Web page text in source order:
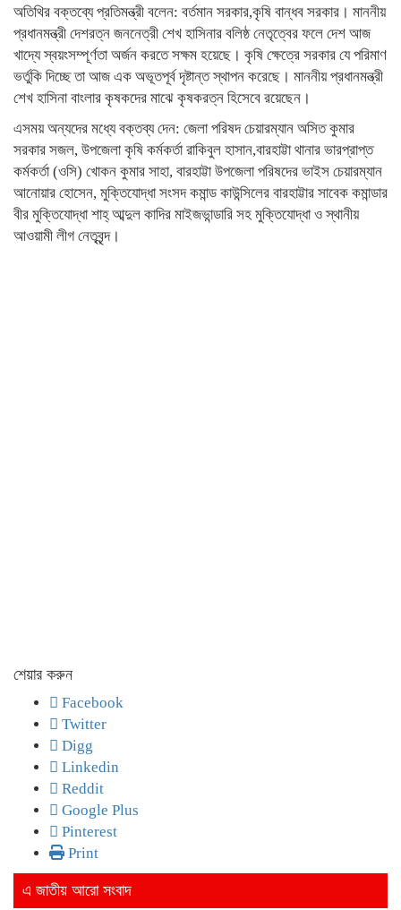
অতিথির বক্তব্যে প্রতিমন্ত্রী বলেন: বর্তমান সরকার,কৃষি বান্ধব সরকার। মাননীয়
প্রধানমন্ত্রী দেশরত্ন জননেত্রী শেখ হাসিনার বলিষ্ঠ নেতৃত্বের ফলে দেশ আজ
খাদ্যে স্বয়ংসম্পূর্ণতা অর্জন করতে সক্ষম হয়েছে। কৃষি ক্ষেত্রে সরকার যে পরিমাণ
ভর্তুকি দিচ্ছে তা আজ এক অভূতপূর্ব দৃষ্টান্ত স্থাপন করেছে। মাননীয় প্রধানমন্ত্রী
শেখ হাসিনা বাংলার কৃষকদের মাঝে কৃষকরত্ন হিসেবে রয়েছেন।
এসময় অন্যদের মধ্যে বক্তব্য দেন: জেলা পরিষদ চেয়ারম্যান অসিত কুমার
সরকার সজল, উপজেলা কৃষি কর্মকর্তা রাকিবুল হাসান,বারহাট্টা থানার ভারপ্রাপ্ত
কর্মকর্তা (ওসি) খোকন কুমার সাহা, বারহাট্টা উপজেলা পরিষদের ভাইস চেয়ারম্যান
আনোয়ার হোসেন, মুক্তিযোদ্ধা সংসদ কমান্ড কাউন্সিলের বারহাট্টার সাবেক কমান্ডার
বীর মুক্তিযোদ্ধা শাহ্ আব্দুল কাদির মাইজভান্ডারি সহ মুক্তিযোদ্ধা ও স্থানীয়
আওয়ামী লীগ নেতৃবৃন্দ।
শেয়ার করুন
Facebook
Twitter
Digg
Linkedin
Reddit
Google Plus
Pinterest
Print
এ জাতীয় আরো সংবাদ